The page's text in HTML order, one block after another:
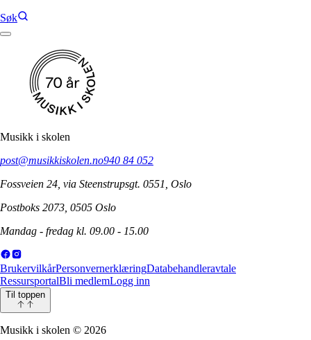
Søk
Musikk i skolen
post@musikkiskolen.no940 84 052
Fossveien 24, via Steenstrupsgt. 0551, Oslo
Postboks 2073, 0505 Oslo
Mandag - fredag kl. 09.00 - 15.00
BrukervilkårPersonvernerklæringDatabehandleravtale
RessursportalBli medlemLogg inn
Til toppen
Musikk i skolen © 2026